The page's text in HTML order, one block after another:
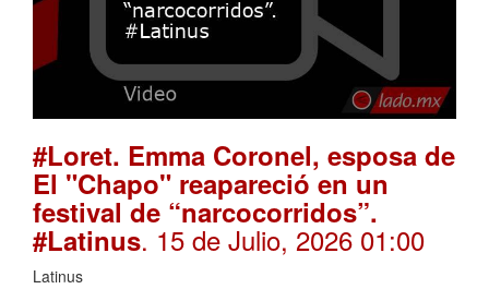
#Loret. Emma Coronel, esposa de
El "Chapo" reapareció en un
festival de “narcocorridos”.
#Latinus. 15 de Julio, 2026 01:00
Latinus